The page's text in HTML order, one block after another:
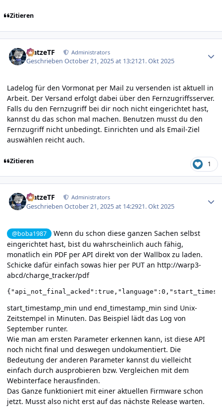
Zitieren
MatzeTF Administrators
GeschriebenOctober 21, 2025 at 13:2121. Okt 2025
Ladelog für den Vormonat per Mail zu versenden ist aktuell in
Arbeit. Der Versand erfolgt dabei über den Fernzugriffsserver.
Falls du den Fernzugriff bei dir noch nicht eingerichtet hast,
kannst du das schon mal machen. Benutzen musst du den
Fernzugriff nicht unbedingt. Einrichten und als Email-Ziel
auswählen reicht auch.
Zitieren 1
MatzeTF Administrators
GeschriebenOctober 21, 2025 at 14:2921. Okt 2025
@boba1987
Wenn du schon diese ganzen Sachen selbst
eingerichtet hast, bist du wahrscheinlich auch fähig,
monatlich ein PDF per API direkt von der Wallbox zu laden.
Schicke dafür einfach sowas hier per PUT an http://warp3-
abcd/charge_tracker/pdf
start_timestamp_min und end_timestamp_min sind Unix-
Zeitstempel in Minuten. Das Beispiel lädt das Log von
September runter.
Wie man am ersten Parameter erkennen kann, ist diese API
noch nicht final und deswegen undokumentiert. Die
Bedeutung der anderen Parameter kannst du vielleicht
einfach durch ausprobieren bzw. Vergleichen mit dem
Webinterface herausfinden.
Das Ganze funktioniert mit einer aktuellen Firmware schon
jetzt. Musst also nicht erst auf das nächste Release warten.